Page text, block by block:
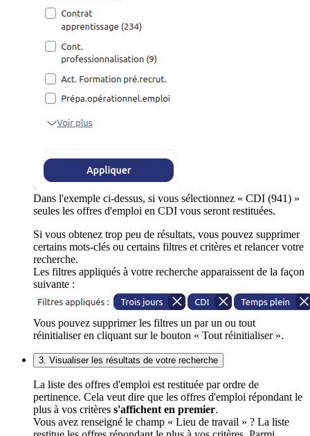
Dans l'exemple ci-dessus, si vous sélectionnez « CDI (941) »
seules les offres d'emploi en CDI vous seront restituées.
Si vous obtenez trop peu de résultats, vous pouvez supprimer
certains mots-clés ou certains filtres et critères et relancer votre
recherche.
Les filtres appliqués à votre recherche apparaissent de la façon
suivante :
Vous pouvez supprimer les filtres un par un ou tout
réinitialiser en cliquant sur le bouton « Tout réinitialiser ».
3. Visualiser les résultats de votre recherche
La liste des offres d'emploi est restituée par ordre de
pertinence. Cela veut dire que les offres d'emploi répondant le
plus à vos critères s'affichent en premier.
Vous avez renseigné le champ « Lieu de travail » ? La liste